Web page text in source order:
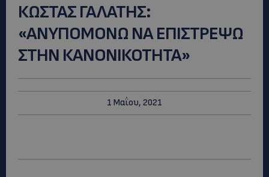
ΚΩΣΤΑΣ ΓΑΛΑΤΗΣ:
«ΑΝΥΠΟΜΟΝΩ ΝΑ ΕΠΙΣΤΡΕΨΩ
ΣΤΗΝ ΚΑΝΟΝΙΚΟΤΗΤΑ»
1 Μαΐου, 2021